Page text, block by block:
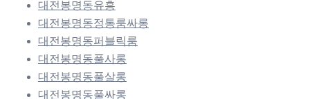
대전봉명동유흥
대전봉명동정통룸싸롱
대전봉명동퍼블릭룸
대전봉명동풀사롱
대전봉명동풀살롱
대전봉명동풀싸롱